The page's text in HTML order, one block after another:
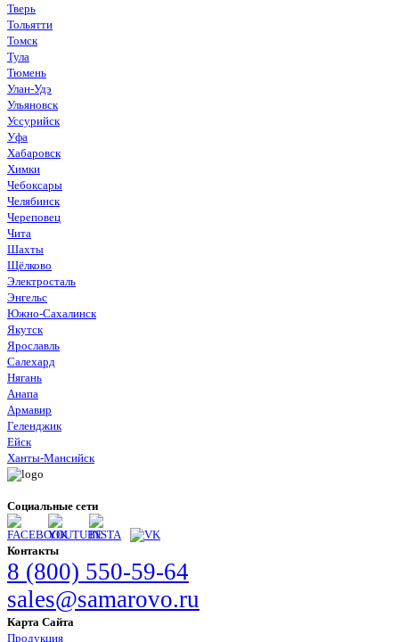
Тверь
Тольятти
Томск
Тула
Тюмень
Улан-Удэ
Ульяновск
Уссурийск
Уфа
Хабаровск
Химки
Чебоксары
Челябинск
Череповец
Чита
Шахты
Щёлково
Электросталь
Энгельс
Южно-Сахалинск
Якутск
Ярославль
Салехард
Нягань
Анапа
Армавир
Геленджик
Ейск
Ханты-Мансийск
Социальные сети
Контакты
8 (800) 550-59-64
sales@samarovo.ru
Карта Сайта
Продукция